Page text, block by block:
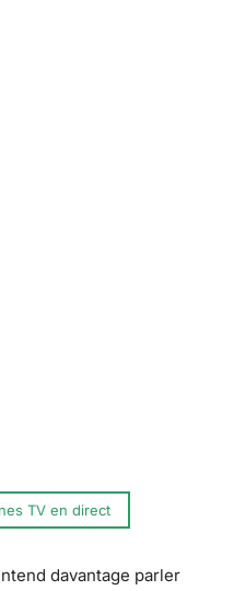
TV en direct
davantage parler